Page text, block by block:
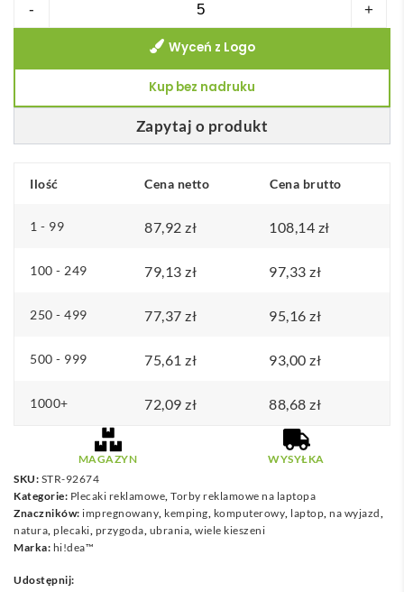
-
TRAVELLER.
17"
+
Zapytaj o produkt
Wyceń z Logo
Kup bez nadruku
Ilość Cena netto Cena brutto
1 - 99 87,92 zł 108,14 zł
100 - 249 79,13 zł 97,33 zł
250 - 499 77,37 zł 95,16 zł
500 - 999 75,61 zł 93,00 zł
1000+ 72,09 zł 88,68 zł
MAGAZYN
WYSYŁKA
SKU: STR-92674
Kategorie: Plecaki reklamowe, Torby reklamowe na laptopa
Znaczników: impregnowany, kemping, komputerowy, laptop, na wyjazd,
natura, plecaki, przygoda, ubrania, wiele kieszeni
Marka: hi!dea™
Udostępnij: